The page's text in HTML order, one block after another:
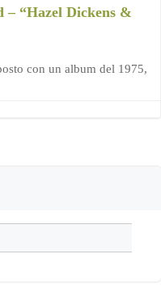
– “Hazel Dickens &
con un album del 1975,